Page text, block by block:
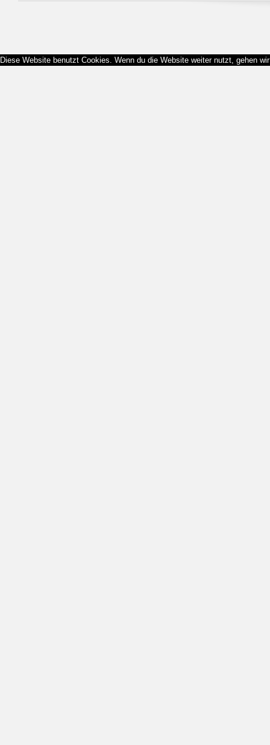
Diese Website benutzt Cookies. Wenn du die Website weiter nutzt, gehen